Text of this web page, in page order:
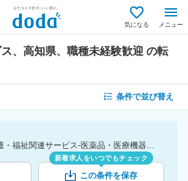
気になる メニュー
、高知県、職種未経験歓迎 の転
条件で並び替え
[勤務地]高知県 [業種]介護・福祉関連サービス-医薬品・医療機器・ライフサイエンス・医療系サービス [こだわり条件ピックアップ]職種未経験歓迎 [詳細条件](募集・採用情報)職種未経験歓迎
新着求人をいつでもチェック
この条件を保存